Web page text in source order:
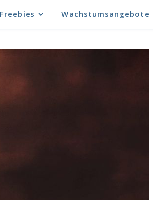
Freebies Wachstumsangebote